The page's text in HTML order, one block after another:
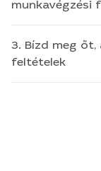
munkavégzési
3. Bízd meg őt,
feltételek